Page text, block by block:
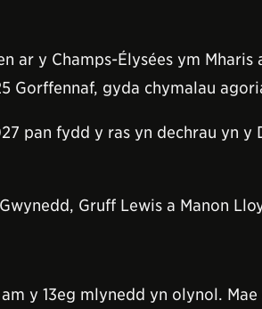
y Champs-Élysées ym Mharis
Gorffennaf, gyda chymalau
pan fydd y ras yn dechrau yn
Gruff Lewis a Manon
y 13eg mlynedd yn olynol.